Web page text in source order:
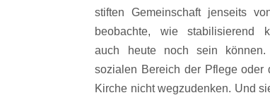
stiften Gemeinschaft jenseits
beobachte, wie stabilisierend
auch heute noch sein
sozialen Bereich der Pflege oder
Kirche nicht wegzudenken. Und